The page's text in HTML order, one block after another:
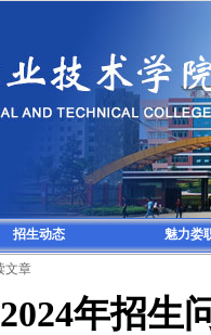
招生动态 魅力娄
文章
2024年招生